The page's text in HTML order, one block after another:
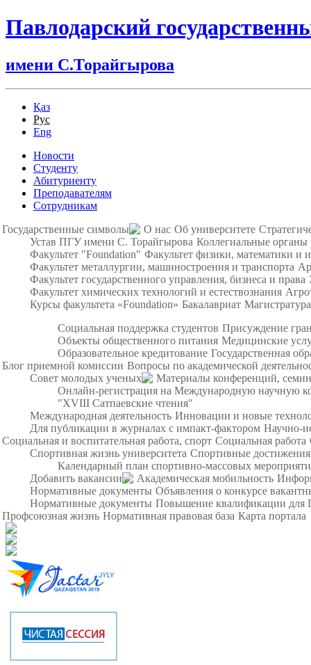
Павлодарский
имени С.Торайгырова
Қаз
Рус
Eng
Новости
Студенту
Абитуриенту
Преподавателям
Сотрудникам
Государственные символы
О нас Об университете
Устав ПГУ имени С. Торайгырова Коллегиальные органы
Факультет "Foundation" Факультет физики, математики и
Факультет металлургии, машиностроения и транспорта
Факультет государственного управления, бизнеса и права
Факультет химических технологий и естествознания
Курсы факультета «Foundation» Бакалавриат Магистратура
Социальная поддержка студентов Присуждение
Объекты общественного питания Медицинские
Образовательное кредитование Государственная
Блог приемной комиссии Вопросы по академической
Совет молодых ученых
Материалы конференций,
Онлайн-регистрация на Международную научную
"XVIII Сатпаевские чтения"
Международная деятельность Инновации и новые
Для публикации в журналах с импакт-фактором Научно-
Социальная и воспитательная работа, спорт Социальная работа
Спортивная жизнь университета Спортивные достижения
Календарный план спортивно-массовых
Добавить вакансии
Академическая мобильность
Нормативные документы Объявления о конкурсе
Нормативные документы Повышение квалификации для
Профсоюзная жизнь Нормативная правовая база Карта портала